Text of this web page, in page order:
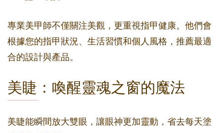
專業美甲師不僅關注美觀，更重視指甲健康。他們會
根據您的指甲狀況、生活習慣和個人風格，推薦最適
合的設計與產品。
美睫：喚醒靈魂之窗的魔法
美睫能瞬間放大雙眼，讓眼神更加靈動，省去每天塗